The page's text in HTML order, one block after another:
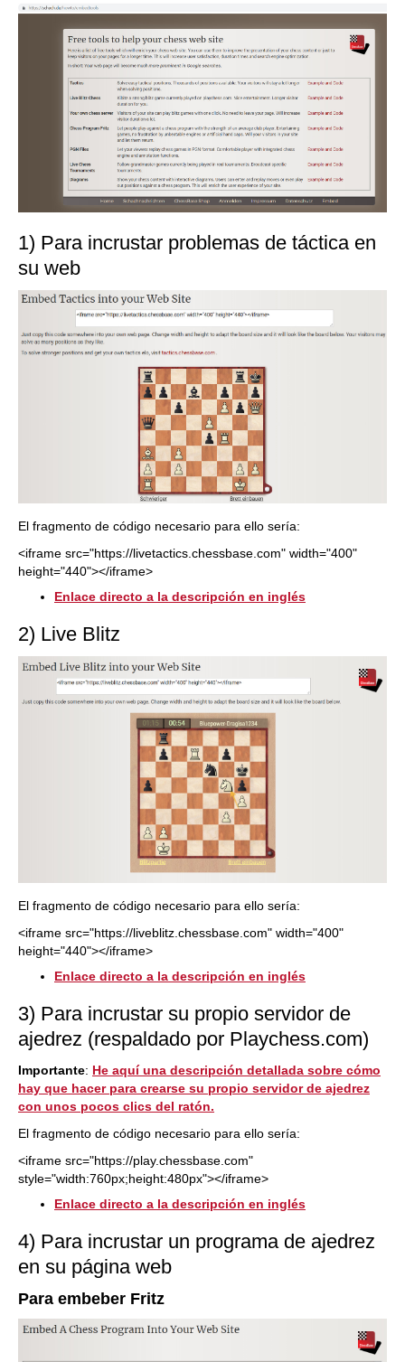
1) Para incrustar problemas de táctica en
su web
El fragmento de código necesario para ello sería:
<iframe src="https://livetactics.chessbase.com" width="400"
height="440"></iframe>
Enlace directo a la descripción en inglés
2) Live Blitz
El fragmento de código necesario para ello sería:
<iframe src="https://liveblitz.chessbase.com" width="400"
height="440"></iframe>
Enlace directo a la descripción en inglés
3) Para incrustar su propio servidor de
ajedrez (respaldado por Playchess.com)
Importante: He aquí una descripción detallada sobre cómo
hay que hacer para crearse su propio servidor de ajedrez
con unos pocos clics del ratón.
El fragmento de código necesario para ello sería:
<iframe src="https://play.chessbase.com"
style="width:760px;height:480px"></iframe>
Enlace directo a la descripción en inglés
4) Para incrustar un programa de ajedrez
en su página web
Para embeber Fritz